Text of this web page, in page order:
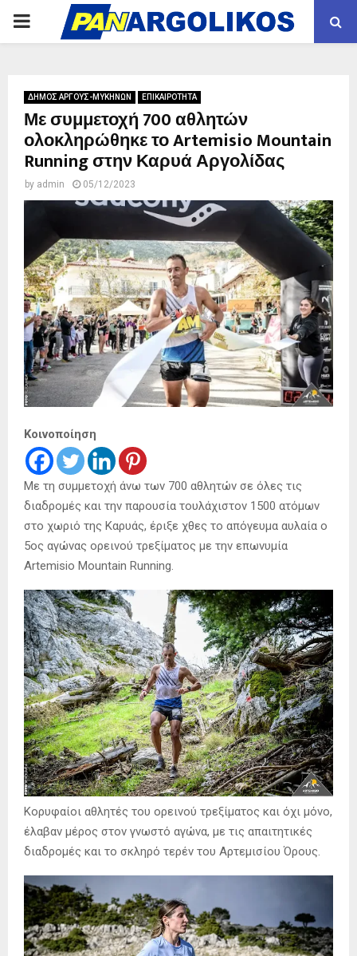
PRIMARY
ΔΗΜΟΣ ΑΡΓΟΥΣ-ΜΥΚΗΝΩΝ ΕΠΙΚΑΙΡΟΤΗΤΑ
Με συμμετοχή 700 αθλητών
ολοκληρώθηκε το Artemisio Mountain
Running στην Καρυά Αργολίδας
by admin 05/12/2023
Κοινοποίηση
Με τη συμμετοχή άνω των 700 αθλητών σε όλες τις
διαδρομές και την παρουσία τουλάχιστον 1500 ατόμων
στο χωριό της Καρυάς, έριξε χθες το απόγευμα αυλαία ο
5ος αγώνας ορεινού τρεξίματος με την επωνυμία
Artemisio Mountain Running.
Κορυφαίοι αθλητές του ορεινού τρεξίματος και όχι μόνο,
έλαβαν μέρος στον γνωστό αγώνα, με τις απαιτητικές
διαδρομές και το σκληρό τερέν του Αρτεμισίου Όρους.